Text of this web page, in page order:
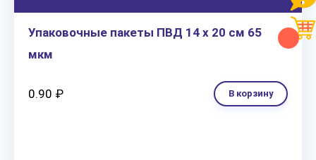
Упаковочные пакеты ПВД 14 х 20 см 65
мкм
0.90 ₽ В корзину